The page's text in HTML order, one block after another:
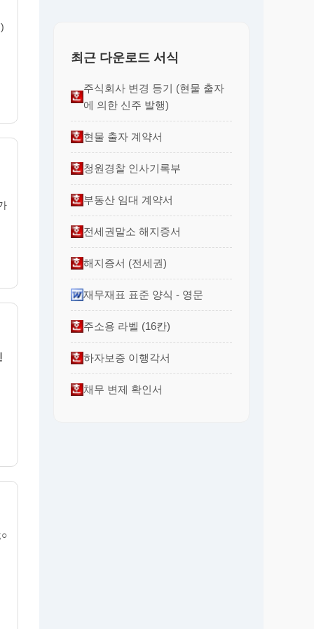
최근 다운로드 서식
주식회사 변경 등기 (현물 출자
에 의한 신주 발행)
현물 출자 계약서
청원경찰 인사기록부
부동산 임대 계약서
전세권말소 해지증서
해지증서 (전세권)
재무재표 표준 양식 - 영문
주소용 라벨 (16칸)
하자보증 이행각서
채무 변제 확인서